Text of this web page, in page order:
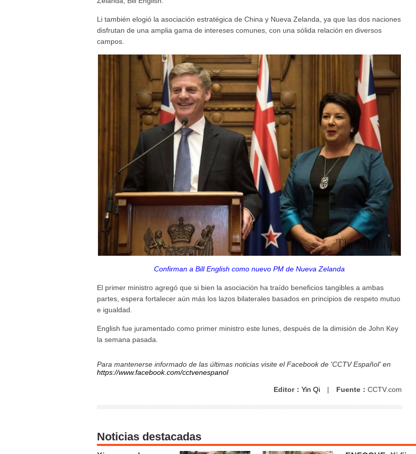
Li también elogió la asociación estratégica de China y Nueva Zelanda, ya que las dos naciones
disfrutan de una amplia gama de intereses comunes, con una sólida relación en diversos
campos.
Confirman a Bill English como nuevo PM de Nueva Zelanda
El primer ministro agregó que si bien la asociación ha traído beneficios tangibles a ambas
partes, espera fortalecer aún más los lazos bilaterales basados en principios de respeto mutuo
e igualdad.
English fue juramentado como primer ministro este lunes, después de la dimisión de John Key
la semana pasada.
Para mantenerse informado de las últimas noticias visite el Facebook de 'CCTV Español' en
https://www.facebook.com/cctvenespanol
Editor： Yin Qi | Fuente： CCTV.com
Noticias destacadas